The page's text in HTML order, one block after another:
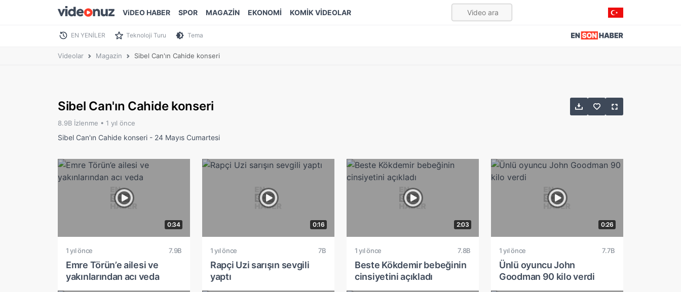
ViDEO HABER SPOR MAGAZİN EKONOMİ KOMİK VİDEOLAR
EN YENİLER Teknoloji Turu Tema
Videolar Magazin Sibel Can'ın Cahide konseri
Sibel Can'ın Cahide konseri
8.9B İzlenme • 1 yıl önce
Sibel Can'ın Cahide konseri - 24 Mayıs Cumartesi
0:34
1 yıl önce 7.9B
Emre Törün’e ailesi ve
yakınlarından acı veda
0:16
1 yıl önce 7B
Rapçi Uzi sarışın sevgili
yaptı
2:03
1 yıl önce 7.8B
Beste Kökdemir bebeğinin
cinsiyetini açıkladı
0:26
1 yıl önce 7.7B
Ünlü oyuncu John
Goodman 90 kilo verdi